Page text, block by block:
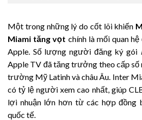
Một trong những lý do cốt lõi khiến
Miami tăng vọt chính là mối quan
Apple. Số lượng người đăng ký gói
Apple TV đã tăng trưởng theo cấp số
trường Mỹ Latinh và châu Âu. Inter
có tỷ lệ người xem cao nhất, giúp
lợi nhuận lớn hơn từ các hợp đồng
quốc tế.